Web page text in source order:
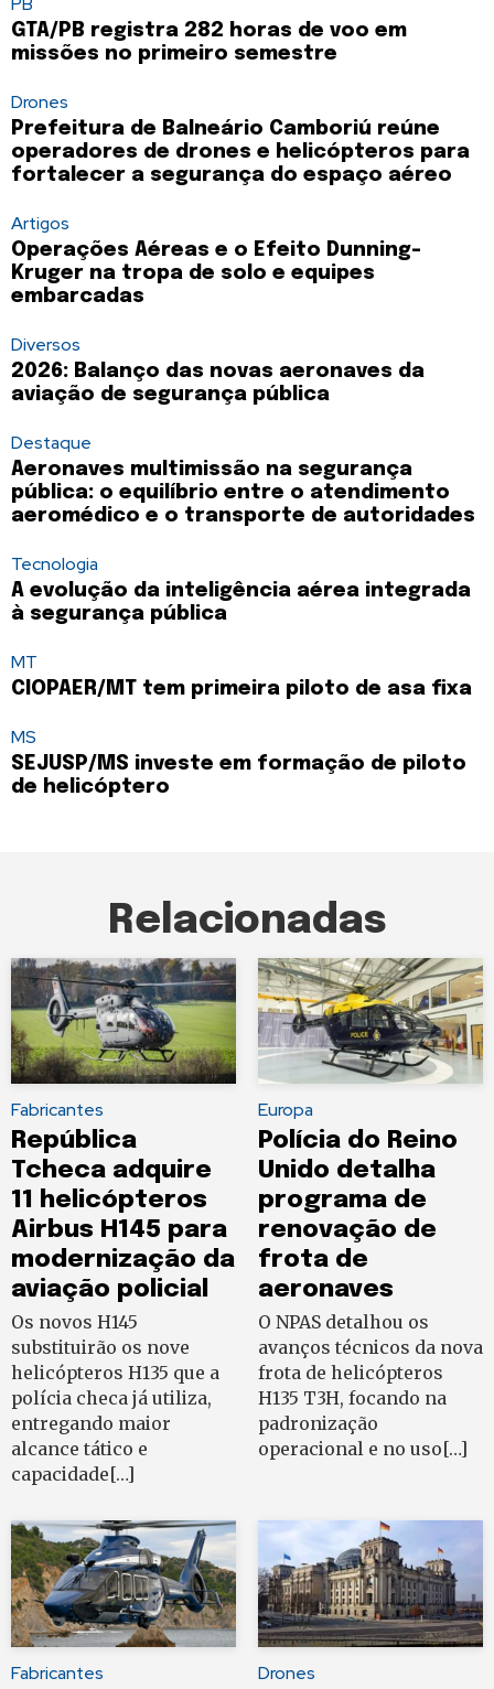
GTA/PB registra 282 horas de voo em
missões no primeiro semestre
Drones
Prefeitura de Balneário Camboriú reúne
operadores de drones e helicópteros para
fortalecer a segurança do espaço aéreo
Artigos
Operações Aéreas e o Efeito Dunning-
Kruger na tropa de solo e equipes
embarcadas
Diversos
2026: Balanço das novas aeronaves da
aviação de segurança pública
Destaque
Aeronaves multimissão na segurança
pública: o equilíbrio entre o atendimento
aeromédico e o transporte de autoridades
Tecnologia
A evolução da inteligência aérea integrada
à segurança pública
MT
CIOPAER/MT tem primeira piloto de asa fixa
MS
SEJUSP/MS investe em formação de piloto
de helicóptero
Relacionadas
Fabricantes
República
Tcheca adquire
11 helicópteros
Airbus H145 para
modernização da
aviação policial
Os novos H145
substituirão os nove
helicópteros H135 que a
polícia checa já utiliza,
entregando maior
alcance tático e
capacidade[…]
Europa
Polícia do Reino
Unido detalha
programa de
renovação de
frota de
aeronaves
O NPAS detalhou os
avanços técnicos da nova
frota de helicópteros
H135 T3H, focando na
padronização
operacional e no uso[…]
Fabricantes Drones